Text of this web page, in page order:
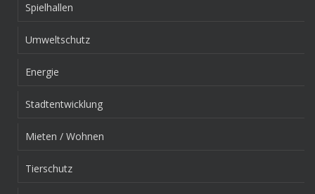
Spielhallen
Umweltschutz
Energie
Stadtentwicklung
Mieten / Wohnen
Tierschutz